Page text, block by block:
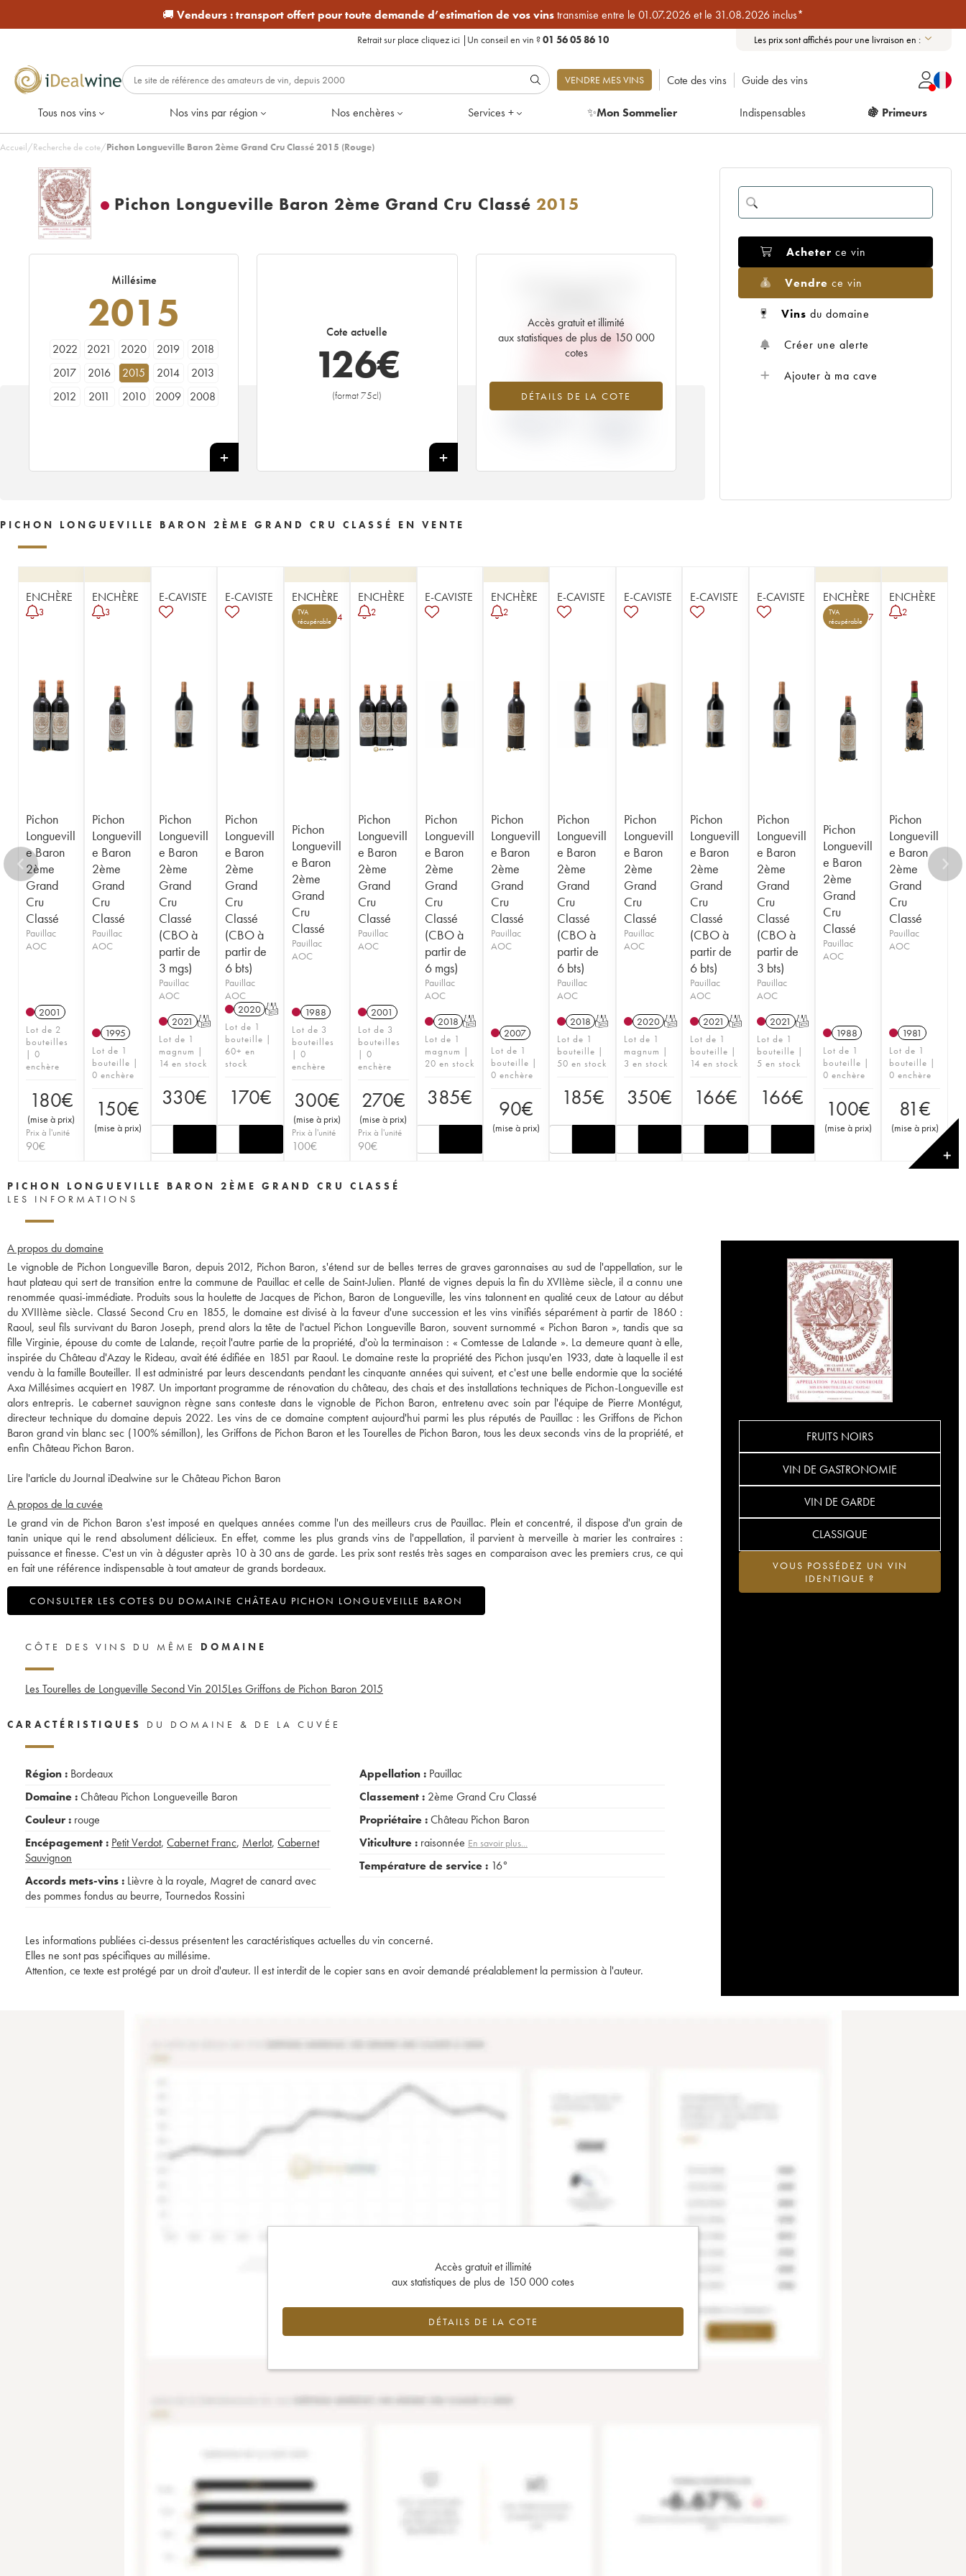
🚚 Vendeurs :transport offert pour toute demande d’estimation de vos vinstransmise entre le 01.07.2026 et le 31.08.2026 inclus*
Retrait sur place cliquez ici | Un conseil en vin ?01 56 05 86 10 Les prix sont affichés pour une livraison en :
VENDRE MES VINS Cote des vins Guide des vins
Tous nos vins Nos vins par région Nos enchères Services + ✨Mon Sommelier Indispensables 🍇 Primeurs
Accueil/Recherche de cote/Pichon Longueville Baron 2ème Grand Cru Classé 2015 (Rouge)
Pichon Longueville Baron 2ème Grand Cru Classé 2015
Millésime
2015
2022 2021 2020 2019
2018
2017
2016 2015 2014
2013
2012
2011 2010 2009
2008
1998
1997
1996 1995 1994
1993
1972
1971 1970
1965 1963
1950
1943
1940 1938 1936
1928
1916
Cote actuelle
126€
(format 75cl)
+
Accès gratuit et illimité
aux statistiques de plus de 150 000
cotes
DÉTAILS DE LA COTE
134,40€
-6.4% +45.45%
Acheter ce vin
Vendre ce vin
Vins du domaine
Créer une alerte
Ajouter à ma cave
PICHON LONGUEVILLE BARON 2ÈME GRAND CRU CLASSÉ EN VENTE
ENCHÈRE
3
Pichon
Longuevill
e Baron
2ème
Grand
Cru
Classé
Pauillac
AOC
2001
Lot de 2
bouteilles
| 0
enchère
180€
(mise à prix)
Prix à l'unité
90€
ENCHÈRE
3
Pichon
Longuevill
e Baron
2ème
Grand
Cru
Classé
Pauillac
AOC
1995
Lot de 1
bouteille |
0 enchère
150€
(mise à prix)
E-CAVISTE
Pichon
Longuevill
e Baron
2ème
Grand
Cru
Classé
(CBO à
partir de
3 mgs)
Pauillac
AOC
2021 T
Lot de 1
magnum |
14 en stock
330€
E-CAVISTE
Pichon
Longuevill
e Baron
2ème
Grand
Cru
Classé
(CBO à
partir de
6 bts)
Pauillac
AOC
2020 T
Lot de 1
bouteille |
60+ en
stock
170€
ENCHÈRE
TVA
récupérable
4
Pichon
Longuevill
e Baron
2ème
Grand
Cru
Classé
Pauillac
AOC
1988
Lot de 3
bouteilles
| 0
enchère
300€
(mise à prix)
Prix à l'unité
100€
ENCHÈRE
2
Pichon
Longuevill
e Baron
2ème
Grand
Cru
Classé
Pauillac
AOC
2001
Lot de 3
bouteilles
| 0
enchère
270€
(mise à prix)
Prix à l'unité
90€
E-CAVISTE
Pichon
Longuevill
e Baron
2ème
Grand
Cru
Classé
(CBO à
partir de
6 mgs)
Pauillac
AOC
2018 T
Lot de 1
magnum |
20 en stock
385€
ENCHÈRE
2
Pichon
Longuevill
e Baron
2ème
Grand
Cru
Classé
Pauillac
AOC
2007
Lot de 1
bouteille |
0 enchère
90€
(mise à prix)
E-CAVISTE
Pichon
Longuevill
e Baron
2ème
Grand
Cru
Classé
(CBO à
partir de
6 bts)
Pauillac
AOC
2018 T
Lot de 1
bouteille |
50 en stock
185€
E-CAVISTE
Pichon
Longuevill
e Baron
2ème
Grand
Cru
Classé
Pauillac
AOC
2020 T
Lot de 1
magnum |
3 en stock
350€
E-CAVISTE
Pichon
Longuevill
e Baron
2ème
Grand
Cru
Classé
(CBO à
partir de
6 bts)
Pauillac
AOC
2021 T
Lot de 1
bouteille |
14 en stock
166€
E-CAVISTE
Pichon
Longuevill
e Baron
2ème
Grand
Cru
Classé
(CBO à
partir de
3 bts)
Pauillac
AOC
2021 T
Lot de 1
bouteille |
5 en stock
166€
ENCHÈRE
TVA
récupérable
7
Pichon
Longuevill
e Baron
2ème
Grand
Cru
Classé
Pauillac
AOC
1988
Lot de 1
bouteille |
0 enchère
100€
(mise à prix)
ENCHÈRE
2
Pichon
Longuevill
e Baron
2ème
Grand
Cru
Classé
Pauillac
AOC
1981
Lot de 1
bouteille |
0 enchère
81€
(mise à prix)
✕
PICHON LONGUEVILLE BARON 2ÈME GRAND CRU CLASSÉ
LES INFORMATIONS
A propos du domaine
Le vignoble de Pichon Longueville Baron, depuis 2012, Pichon Baron, s'étend sur de belles terres de graves garonnaises au sud de l'appellation, sur le
haut plateau qui sert de transition entre la commune de Pauillac et celle de Saint-Julien. Planté de vignes depuis la fin du XVIIème siècle, il a connu une
renommée quasi-immédiate. Produits sous la houlette de Jacques de Pichon, Baron de Longueville, les vins talonnent en qualité ceux de Latour au début
du XVIIIème siècle. Classé Second Cru en 1855, le domaine est divisé à la faveur d'une succession et les vins vinifiés séparément à partir de 1860 :
Raoul, seul fils survivant du Baron Joseph, prend alors la tête de l'actuel Pichon Longueville Baron, souvent surnommé « Pichon Baron », tandis que sa
fille Virginie, épouse du comte de Lalande, reçoit l'autre partie de la propriété, d'où la terminaison : « Comtesse de Lalande ». La demeure quant à elle,
inspirée du Château d'Azay le Rideau, avait été édifiée en 1851 par Raoul. Le domaine reste la propriété des Pichon jusqu'en 1933, date à laquelle il est
vendu à la famille Bouteiller. Il est administré par leurs descendants pendant les cinquante années qui suivent, et c'est une belle endormie que la société
Axa Millésimes acquiert en 1987. Un important programme de rénovation du château, des chais et des installations techniques de Pichon-Longueville est
alors entrepris. Le cabernet sauvignon règne sans conteste dans le vignoble de Pichon Baron, entretenu avec soin par l'équipe de Pierre Montégut,
directeur technique du domaine depuis 2022. Les vins de ce domaine comptent aujourd'hui parmi les plus réputés de Pauillac : les Griffons de Pichon
Baron grand vin blanc sec (100% sémillon), les Griffons de Pichon Baron et les Tourelles de Pichon Baron, tous les deux seconds vins de la propriété, et
enfin Château Pichon Baron.
Lire l'article du Journal iDealwine sur le Château Pichon Baron
A propos de la cuvée
Le grand vin de Pichon Baron s'est imposé en quelques années comme l'un des meilleurs crus de Pauillac. Plein et concentré, il dispose d'un grain de
tanin unique qui le rend absolument délicieux. En effet, comme les plus grands vins de l'appellation, il parvient à merveille à marier les contraires :
puissance et finesse. C'est un vin à déguster après 10 à 30 ans de garde. Les prix sont restés très sages en comparaison avec les premiers crus, ce qui
en fait une référence indispensable à tout amateur de grands bordeaux.
CONSULTER LES COTES DU DOMAINE CHÂTEAU PICHON LONGUEVEILLE BARON
FRUITS NOIRS
VIN DE GASTRONOMIE
VIN DE GARDE
CLASSIQUE
VOUS POSSÉDEZ UN VIN
IDENTIQUE ?
CÔTE DES VINS DU MÊME DOMAINE
Les Tourelles de Longueville Second Vin 2015Les Griffons de Pichon Baron 2015
CARACTÉRISTIQUES DU DOMAINE & DE LA CUVÉE
Région : Bordeaux
Domaine :Château Pichon Longueveille Baron
Couleur : rouge
Encépagement : Petit Verdot, Cabernet Franc, Merlot, Cabernet
Sauvignon
Accords mets-vins : Lièvre à la royale, Magret de canard avec
des pommes fondus au beurre, Tournedos Rossini
Appellation : Pauillac
Classement : 2ème Grand Cru Classé
Propriétaire :Château Pichon Baron
Viticulture : raisonnée En savoir plus...
Température de service : 16°
Les informations publiées ci-dessus présentent les caractéristiques actuelles du vin concerné.
Elles ne sont pas spécifiques au millésime.
Attention, ce texte est protégé par un droit d'auteur. Il est interdit de le copier sans en avoir demandé préalablement la permission à l'auteur.
Accès gratuit et illimité
aux statistiques de plus de 150 000 cotes
DÉTAILS DE LA COTE